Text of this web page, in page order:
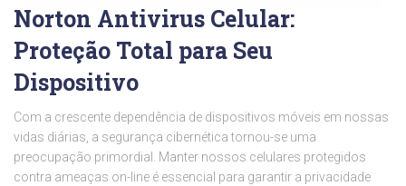
Norton Antivirus Celular:
Proteção Total para Seu
Dispositivo
Com a crescente dependência de dispositivos móveis em nossas
vidas diárias, a segurança cibernética tornou-se uma
preocupação primordial. Manter nossos celulares protegidos
contra ameaças on-line é essencial para garantir a privacidade